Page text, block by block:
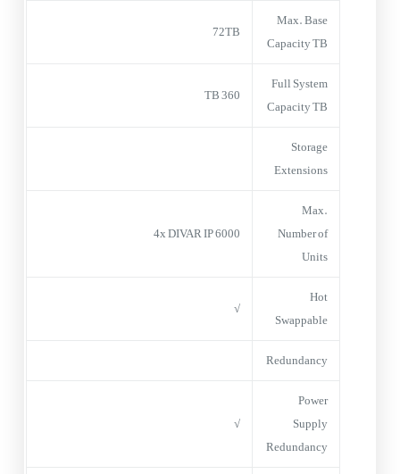
Max. Base
Capacity TB
72TB
Full System
Capacity TB
360 TB
Storage
Extensions
Max.
Number of
Units
4x DIVAR IP 6000
Hot
Swappable
√
Redundancy
Power
Supply
Redundancy
√